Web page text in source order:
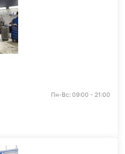
Пн-Вс: 09:00 - 21:00